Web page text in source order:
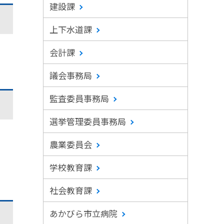
建設課
上下水道課
会計課
議会事務局
監査委員事務局
選挙管理委員事務局
農業委員会
学校教育課
社会教育課
あかびら市立病院